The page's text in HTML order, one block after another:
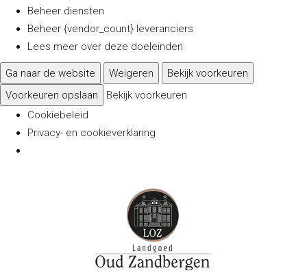
Beheer diensten
Beheer {vendor_count} leveranciers
Lees meer over deze doeleinden
Ga naar de website Weigeren
Bekijk voorkeuren
Voorkeuren opslaan
Bekijk voorkeuren
Cookiebeleid
Privacy- en cookieverklaring